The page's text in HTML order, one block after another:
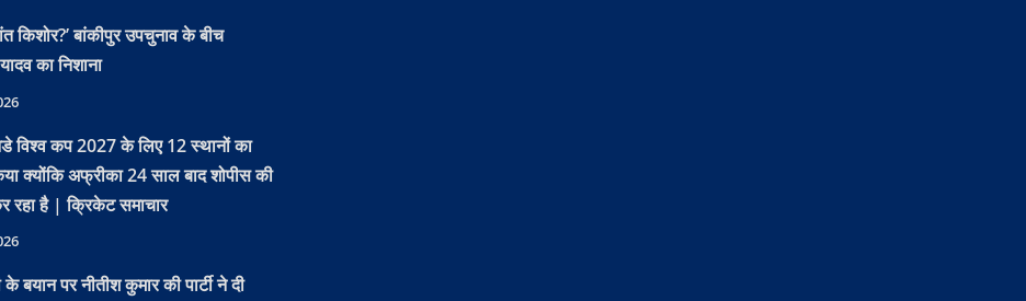
किशोर?’ बांकीपुर उपचुनाव के बीच
का निशाना
विश्व कप 2027 के लिए 12 स्थानों का
क्योंकि अफ्रीका 24 साल बाद शोपीस की
रहा है | क्रिकेट समाचार
के बयान पर नीतीश कुमार की पार्टी ने दी